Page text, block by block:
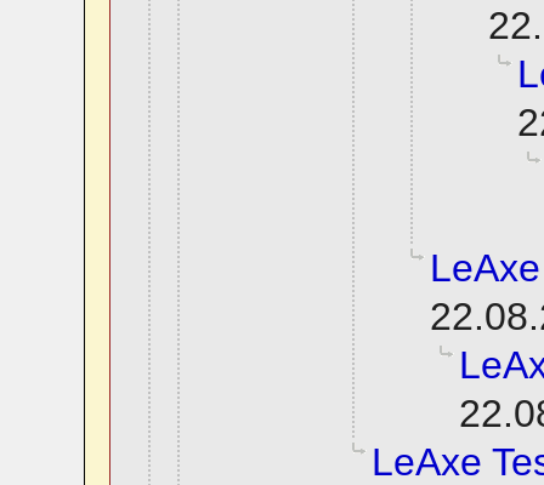
LeAxe